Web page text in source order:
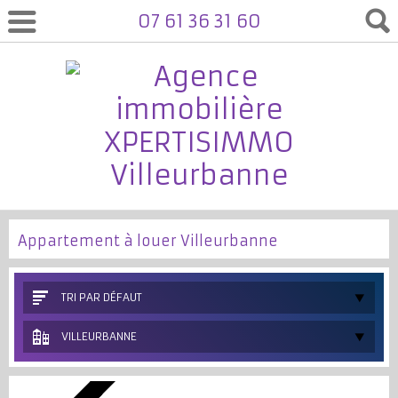
07 61 36 31 60
Appartement à louer Villeurbanne
TRI PAR DÉFAUT
VILLEURBANNE